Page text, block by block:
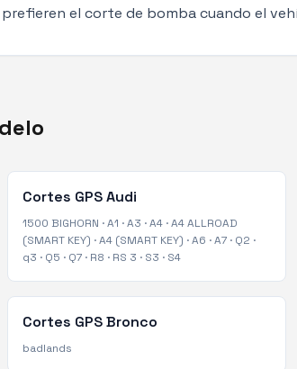
el corte de bomba cuando el
Cortes GPSAudi
1500 BIGHORN ·A1 ·A3 ·A4 ·A4 ALLROAD
(SMART KEY) ·A4 (SMART KEY) ·A6 ·A7 · Q2 ·
q3 · Q5 · Q7 · R8 · RS 3 · S3 · S4
Cortes GPSBronco
badlands